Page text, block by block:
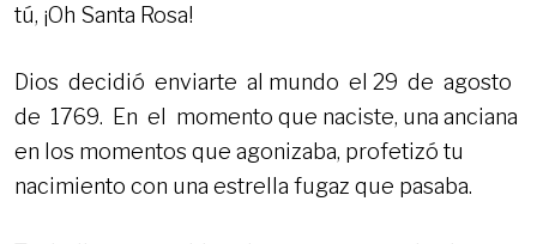
tú, ¡Oh Santa Rosa!
Dios decidió enviarte al mundo el 29 de agosto
de 1769. En el momento que naciste, una anciana
en los momentos que agonizaba, profetizó tu
nacimiento con una estrella fugaz que pasaba.